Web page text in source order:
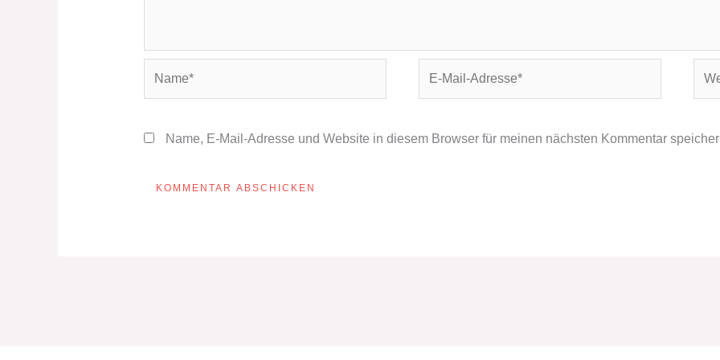
Mail-
Name, E-Mail-Adresse und Website in diesem Browser für meinen nächsten Kommentar